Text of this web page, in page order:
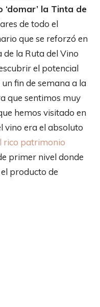
la Tinta de
de todo el
que se reforzó en
la Ruta del Vino
el potencial
fin de semana a la
que sentimos muy
hemos visitado en
vino era el absoluto
rico patrimonio
primer nivel donde
producto de